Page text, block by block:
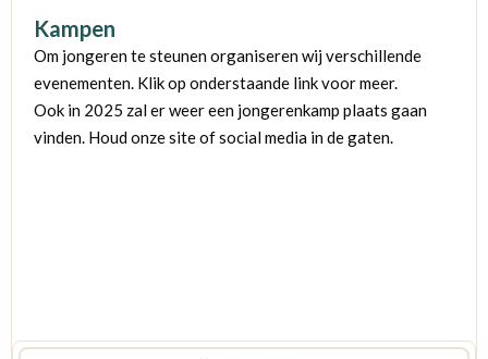
Kampen
Om jongeren te steunen organiseren wij verschillende
evenementen. Klik op onderstaande link voor meer.
Ook in 2025 zal er weer een jongerenkamp plaats gaan
vinden. Houd onze site of social media in de gaten.